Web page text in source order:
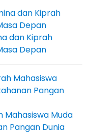
dan Kiprah
Depan
Mahasiswa Muda
Pangan Dunia